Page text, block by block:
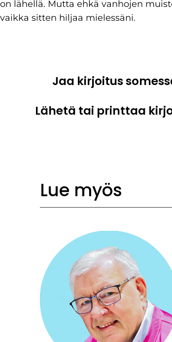
on lähellä. Mutta ehkä vanhojen
vaikka sitten hiljaa mielessäni.
Jaa kirjoitus
Lähetä tai printtaa
Lue myös